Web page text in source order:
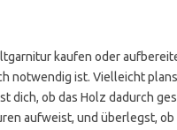
kaufen oder
notwendig ist. Vielleicht
dich, ob das Holz dadurch
aufweist, und überlegst,